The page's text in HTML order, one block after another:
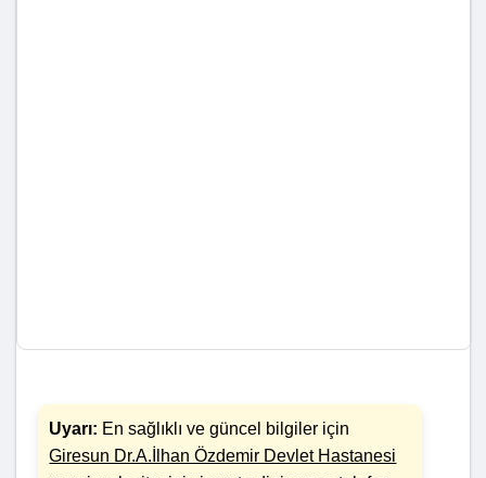
Uyarı: En sağlıklı ve güncel bilgiler için
Giresun Dr.A.İlhan Özdemir Devlet Hastanesi